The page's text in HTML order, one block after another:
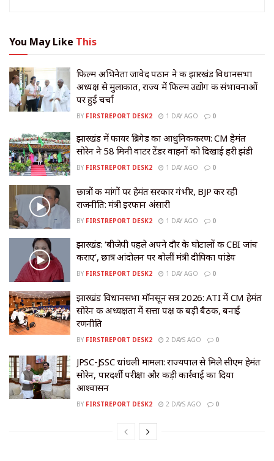
You May Like This
फिल्म अभिनेता जावेद पठान ने की झारखंड विधानसभा
अध्यक्ष से मुलाकात, राज्य में फिल्म उद्योग की संभावनाओं
पर हुई चर्चा
BY FIRSTREPORT DESK2 1 DAY AGO 0
झारखंड में फायर ब्रिगेड का आधुनिकीकरण: CM हेमंत
सोरेन ने 58 मिनी वाटर टेंडर वाहनों को दिखाई हरी झंडी
BY FIRSTREPORT DESK2 1 DAY AGO 0
छात्रों की मांगों पर हेमंत सरकार गंभीर, BJP कर रही
राजनीति: मंत्री इरफान अंसारी
BY FIRSTREPORT DESK2 1 DAY AGO 0
झारखंड: ‘बीजेपी पहले अपने दौर के घोटालों की CBI जांच
कराए’, छात्र आंदोलन पर बोलीं मंत्री दीपिका पांडेय
BY FIRSTREPORT DESK2 1 DAY AGO 0
झारखंड विधानसभा मॉनसून सत्र 2026: ATI में CM हेमंत
सोरेन की अध्यक्षता में सत्ता पक्ष की बड़ी बैठक, बनाई
रणनीति
BY FIRSTREPORT DESK2 2 DAYS AGO 0
JPSC-JSSC धांधली मामला: राज्यपाल से मिले सीएम हेमंत
सोरेन, पारदर्शी परीक्षा और कड़ी कार्रवाई का दिया
आश्वासन
BY FIRSTREPORT DESK2 2 DAYS AGO 0